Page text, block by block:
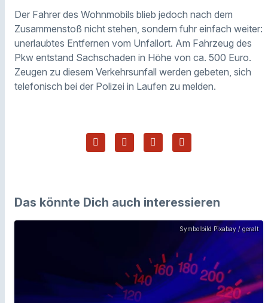
Der Fahrer des Wohnmobils blieb jedoch nach dem
Zusammenstoß nicht stehen, sondern fuhr einfach weiter:
unerlaubtes Entfernen vom Unfallort. Am Fahrzeug des
Pkw entstand Sachschaden in Höhe von ca. 500 Euro.
Zeugen zu diesem Verkehrsunfall werden gebeten, sich
telefonisch bei der Polizei in Laufen zu melden.
Das könnte Dich auch interessieren
Symbolbild Pixabay / geralt